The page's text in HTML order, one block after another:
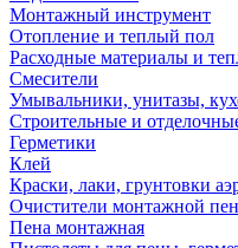
Монтажный инструмент
Отопление и теплый пол
Расходные материалы и
Смесители
Умывальники, унитазы,
Строительные и
Герметики
Клей
Краски, лаки, грунтовки
Очистители монтажной
Пена монтажная